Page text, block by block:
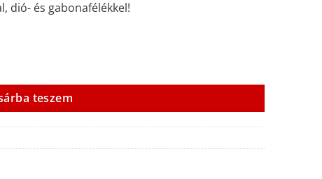
dió- és gabonafélékkel!
teszem